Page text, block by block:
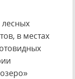
лесных
в местах